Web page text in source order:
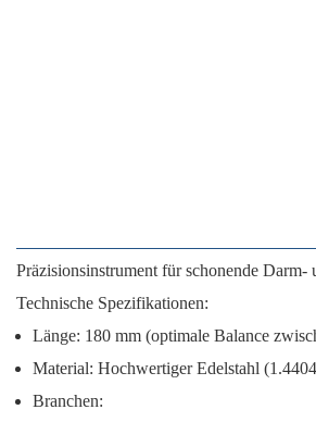
Präzisionsinstrument für schonende Darm-
Technische Spezifikationen:
Länge: 180 mm (optimale Balance
Material: Hochwertiger Edelstahl
Branchen: